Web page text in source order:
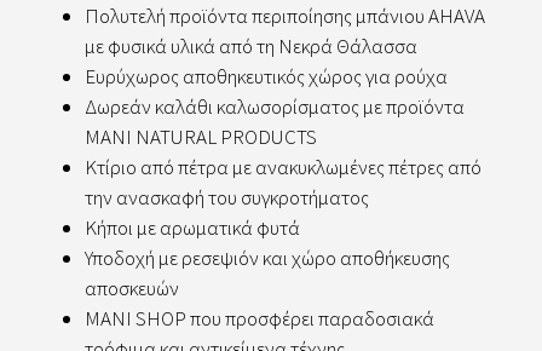
Πολυτελή προϊόντα περιποίησης μπάνιου AHAVA
με φυσικά υλικά από τη Νεκρά Θάλασσα
Ευρύχωρος αποθηκευτικός χώρος για ρούχα
Δωρεάν καλάθι καλωσορίσματος με προϊόντα
MANI NATURAL PRODUCTS
Κτίριο από πέτρα με ανακυκλωμένες πέτρες από
την ανασκαφή του συγκροτήματος
Κήποι με αρωματικά φυτά
Υποδοχή με ρεσεψιόν και χώρο αποθήκευσης
αποσκευών
MANI SHOP που προσφέρει παραδοσιακά